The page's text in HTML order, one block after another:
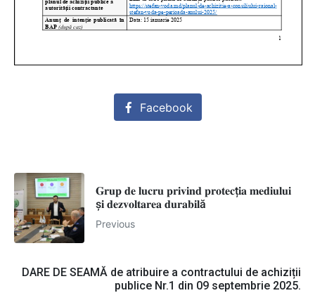
Facebook
𝐆𝐫𝐮𝐩 𝐝𝐞 𝐥𝐮𝐜𝐫𝐮 𝐩𝐫𝐢𝐯𝐢𝐧𝐝 𝐩𝐫𝐨𝐭𝐞𝐜ț𝐢𝐚 𝐦𝐞𝐝𝐢𝐮𝐥𝐮𝐢
ș𝐢 𝐝𝐞𝐳𝐯𝐨𝐥𝐭𝐚𝐫𝐞𝐚 𝐝𝐮𝐫𝐚𝐛𝐢𝐥ă
Previous
DARE DE SEAMĂ de atribuire a contractului de achiziții
publice Nr.1 din 09 septembrie 2025.